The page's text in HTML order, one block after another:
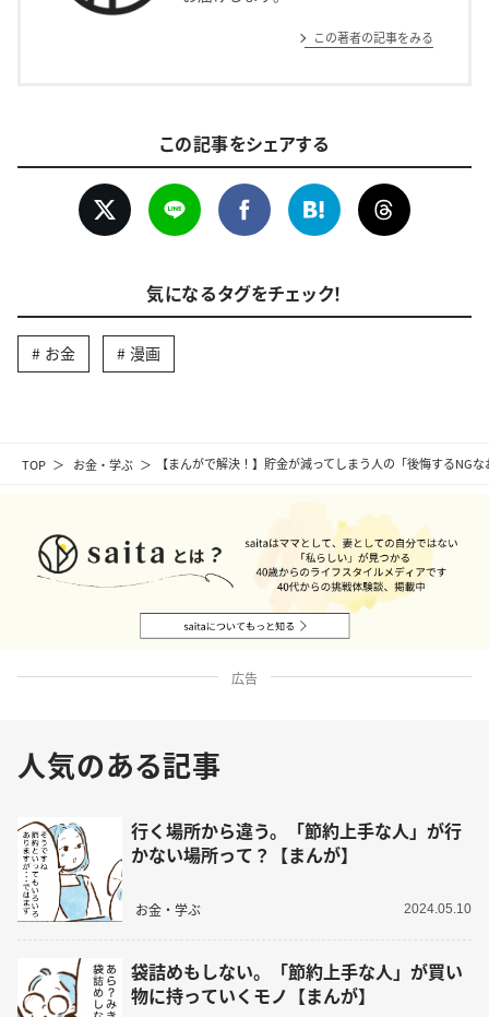
TOP お金・学ぶ 【まんがで解決！】貯金が減ってしまう人の「後悔するNG
この著者の記事をみる
この記事をシェアする
気になるタグをチェック！
お金 漫画
広告
人気のある記事
行く場所から違う。「節約上手な人」が行
かない場所って？【まんが】
お金・学ぶ 2024.05.10
袋詰めもしない。「節約上手な人」が買い
物に持っていくモノ【まんが】